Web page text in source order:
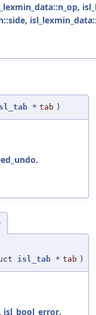
,
,
* tab )
.
isl_tab * tab )
, isl_bool_error,